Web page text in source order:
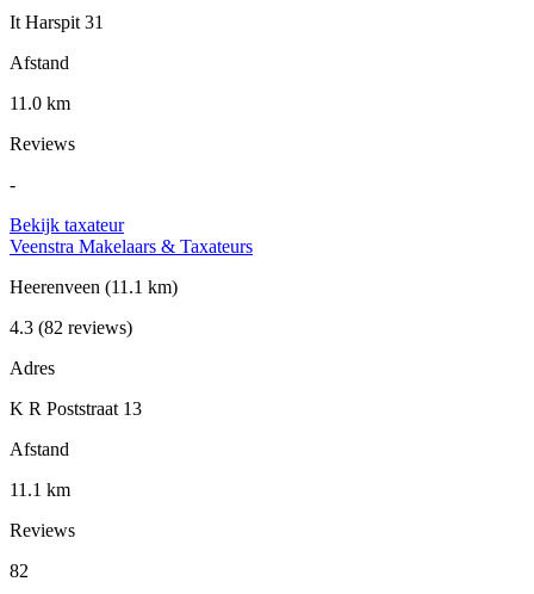
It Harspit 31
Afstand
11.0 km
Reviews
-
Bekijk taxateur
Veenstra Makelaars & Taxateurs
Heerenveen (11.1 km)
4.3 (82 reviews)
Adres
K R Poststraat 13
Afstand
11.1 km
Reviews
82